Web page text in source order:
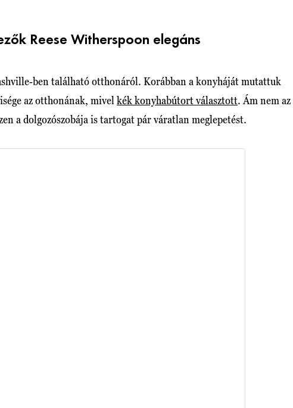
Reese Witherspoon elegáns
ben található otthonáról. Korábban a konyháját mutattuk
az otthonának, mivel kék konyhabútort választott. Ám nem az
a dolgozószobája is tartogat pár váratlan meglepetést.